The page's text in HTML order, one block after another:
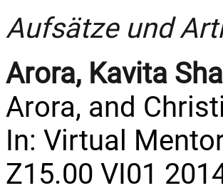
Aufsätze und
Arora, Kavita
Arora, and
In: Virtual
Z15.00 VI01